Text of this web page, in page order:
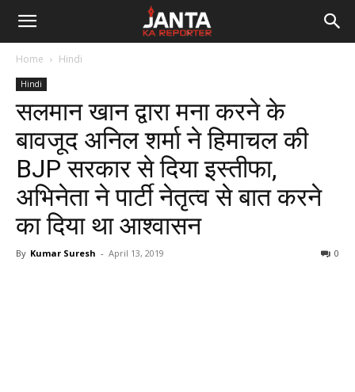
Janta
Reporter
Home Hindi
Hindi
सलमान खान द्वारा मना करने के
बावजूद अनिल शर्मा ने हिमाचल की
BJP सरकार से दिया इस्तीफा,
अभिनेता ने पार्टी नेतृत्व से बात करने
का दिया था आश्वासन
By Kumar Suresh - April 13, 2019 0